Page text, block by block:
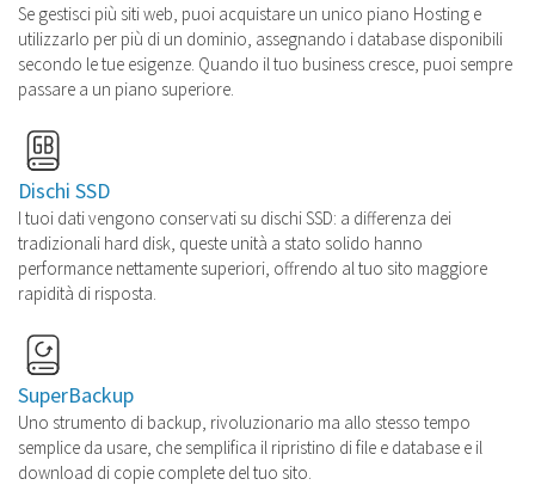
Se gestisci più siti web, puoi acquistare un unico piano Hosting e
utilizzarlo per più di un dominio, assegnando i database disponibili
secondo le tue esigenze. Quando il tuo business cresce, puoi sempre
passare a un piano superiore.
Dischi SSD
I tuoi dati vengono conservati su dischi SSD: a differenza dei
tradizionali hard disk, queste unità a stato solido hanno
performance nettamente superiori, offrendo al tuo sito maggiore
rapidità di risposta.
SuperBackup
Uno strumento di backup, rivoluzionario ma allo stesso tempo
semplice da usare, che semplifica il ripristino di file e database e il
download di copie complete del tuo sito.